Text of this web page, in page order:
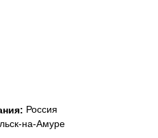
Россия
на-Амуре